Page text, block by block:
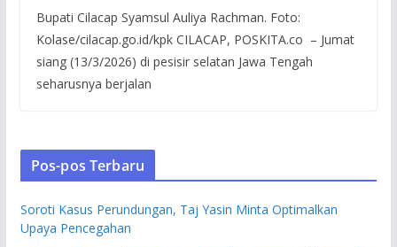
Bupati Cilacap Syamsul Auliya Rachman. Foto:
Kolase/cilacap.go.id/kpk CILACAP, POSKITA.co – Jumat
siang (13/3/2026) di pesisir selatan Jawa Tengah
seharusnya berjalan
Pos-pos Terbaru
Soroti Kasus Perundungan, Taj Yasin Minta Optimalkan
Upaya Pencegahan